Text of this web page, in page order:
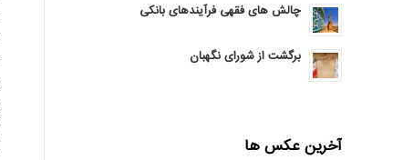
چالش های فقهی فرآیندهای بانکی
برگشت از شورای نگهبان
آخرین عکس ها